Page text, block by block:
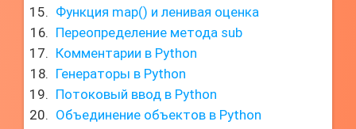
Функция map() и ленивая оценка
Переопределение метода sub
Комментарии в Python
Генераторы в Python
Потоковый ввод в Python
Объединение объектов в Python